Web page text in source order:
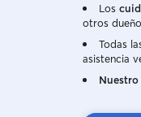
Los
otros
Todas
asistencia